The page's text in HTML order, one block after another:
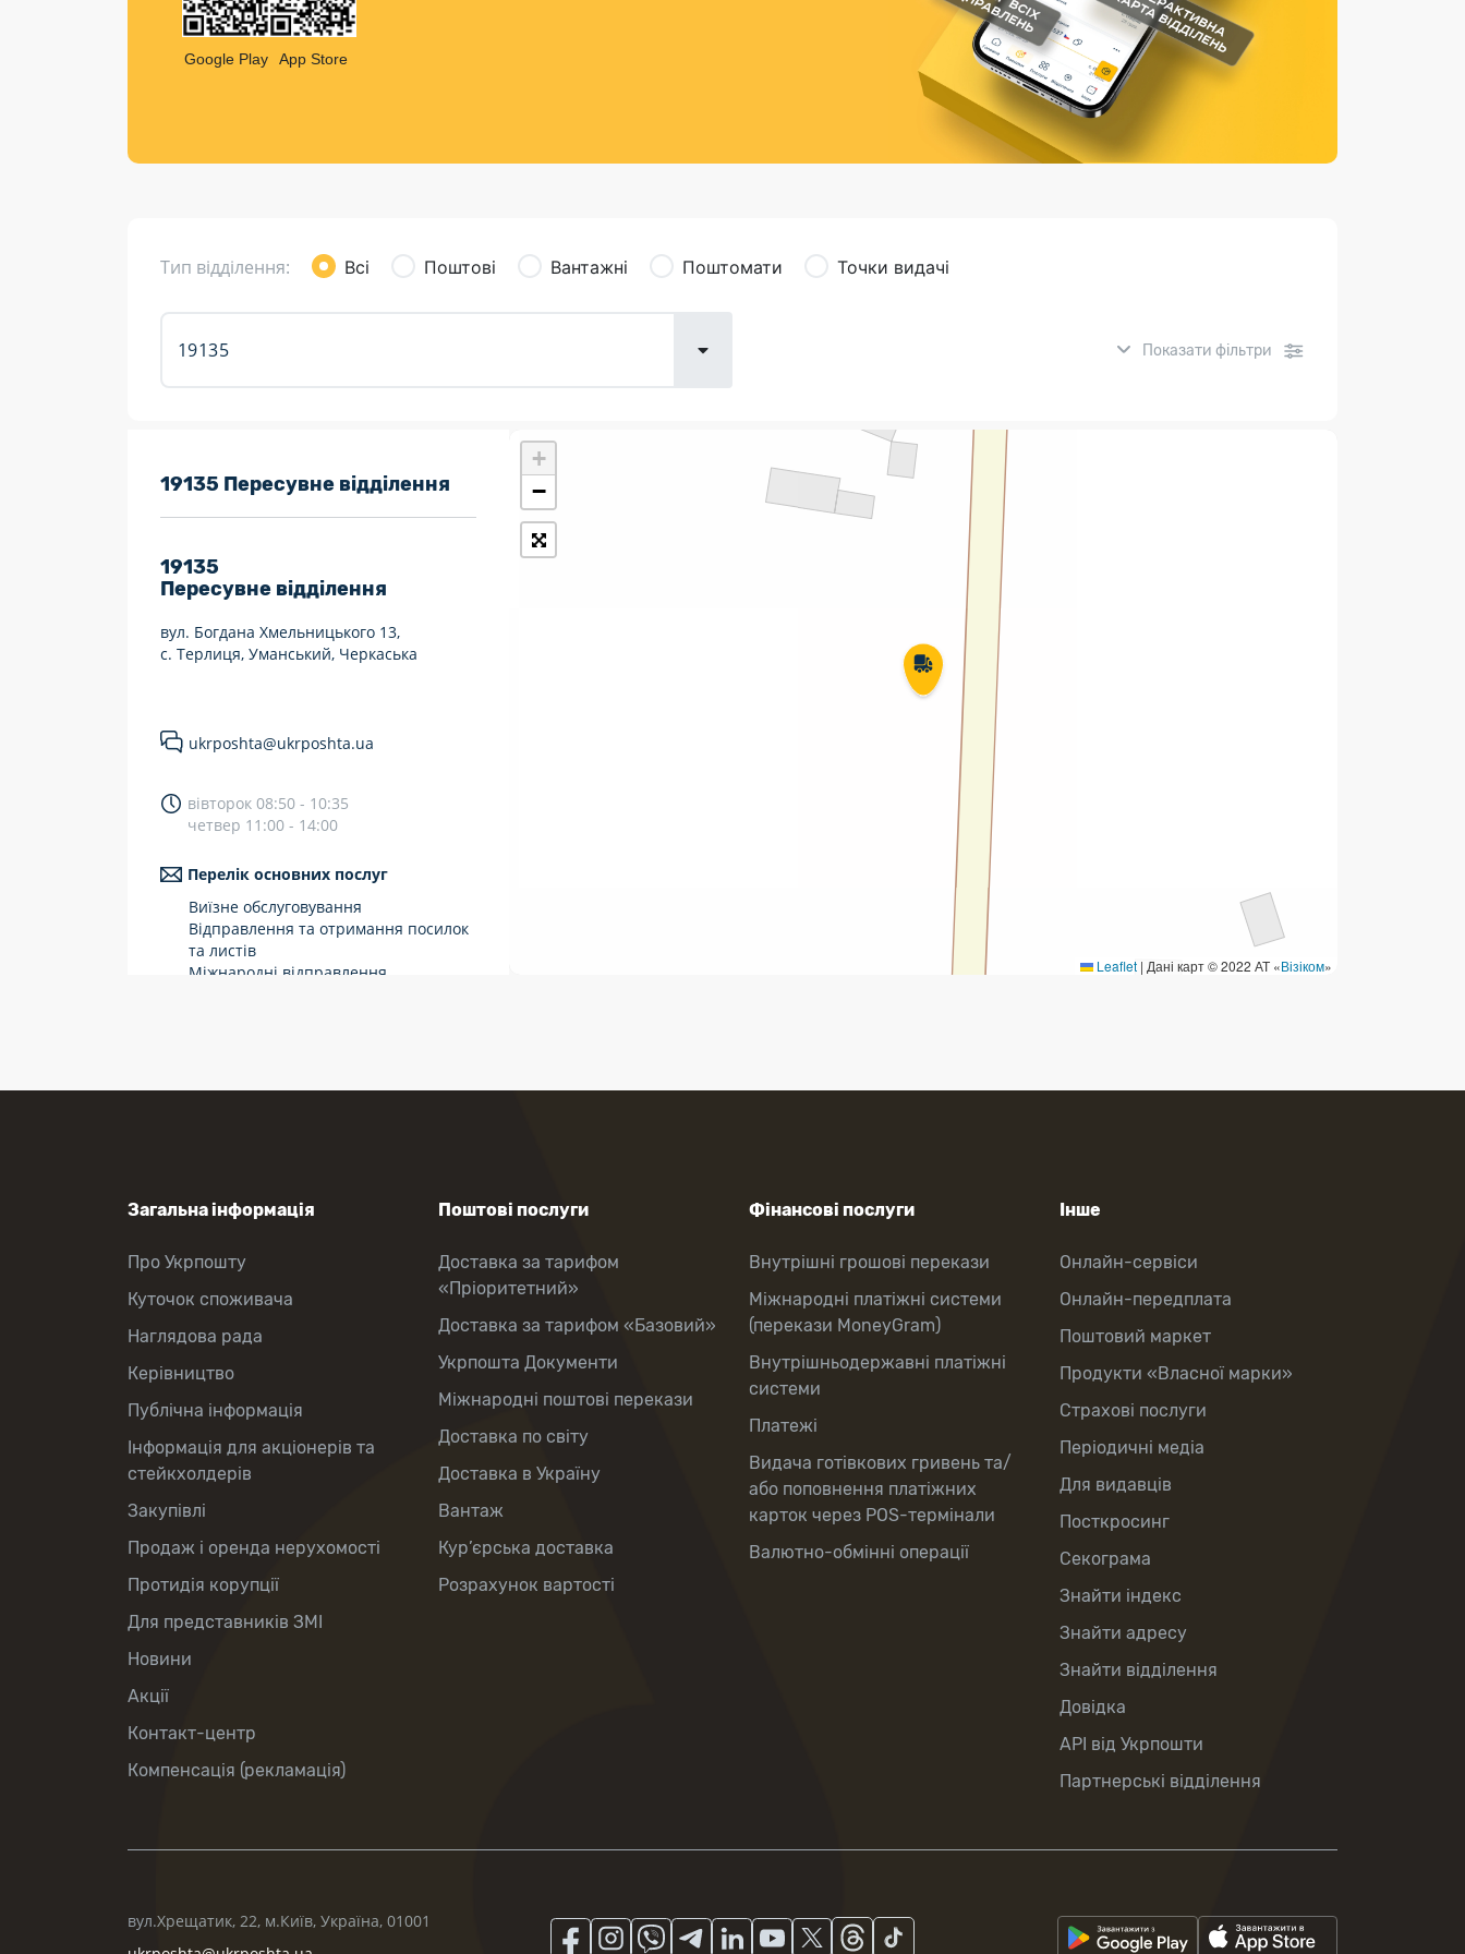
Листи та листівки
Кур’єрська доставка
Страхові послуги
Каталог «Укрпошта Маркет»
Google Play App Store
Тип відділення: Всі Поштові Вантажні Поштомати Точки видачі
Показати фільтри
7 днів на тиждень
Працюють після 19:00
Працюють у вихідні
Фінансові послуги:
Термінові перекази
Перекази
Комунальні та інші платежі
19135 Пересувне відділення
19135
Пересувне відділення
вул. Богдана Хмельницького 13,
с. Терлиця, Уманський, Черкаська
ukrposhta@ukrposhta.ua
вівторок 08:50 - 10:35
четвер 11:00 - 14:00
Перелік основних послуг
Виїзне обслуговування
Відправлення та отримання посилок
та листів
Міжнародні відправлення
+
−
Leaflet | Дані карт © 2022 АТ «Візіком»
Загальна інформація
Про Укрпошту
Куточок споживача
Наглядова рада
Керівництво
Публічна інформація
Інформація для акціонерів та
стейкхолдерів
Закупівлі
Продаж і оренда нерухомості
Протидія корупції
Для представників ЗМІ
Новини
Акції
Контакт-центр
Компенсація (рекламація)
Поштові послуги
Доставка за тарифом
«Пріоритетний»
Доставка за тарифом «Базовий»
Укрпошта Документи
Міжнародні поштові перекази
Доставка по світу
Доставка в Україну
Вантаж
Кур’єрська доставка
Розрахунок вартості
Фінансові послуги
Внутрішні грошові перекази
Міжнародні платіжні системи
(перекази MoneyGram)
Внутрішньодержавні платіжні
системи
Платежі
Видача готівкових гривень та/
або поповнення платіжних
карток через POS-термінали
Валютно-обмінні операції
Інше
Онлайн-сервіси
Онлайн-передплата
Поштовий маркет
Продукти «Власної марки»
Страхові послуги
Періодичні медіа
Для видавців
Посткросинг
Секограма
Знайти індекс
Знайти адресу
Знайти відділення
Довідка
API від Укрпошти
Партнерські відділення
вул.Хрещатик, 22, м.Київ, Україна, 01001